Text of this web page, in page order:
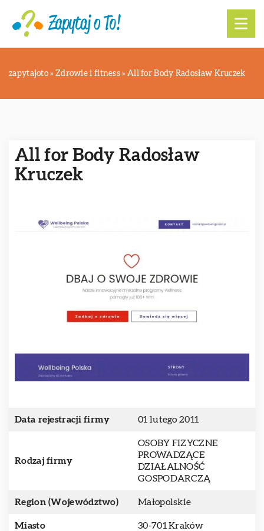
zapytajoto » Zdrowie i fitness » All for Body Radosław Kruczek
All for Body Radosław
Kruczek
Data rejestracji firmy 01 lutego 2011
Rodzaj firmy
OSOBY FIZYCZNE
PROWADZĄCE
DZIAŁALNOŚĆ
GOSPODARCZĄ
Region (Województwo) Małopolskie
Miasto 30-701 Kraków